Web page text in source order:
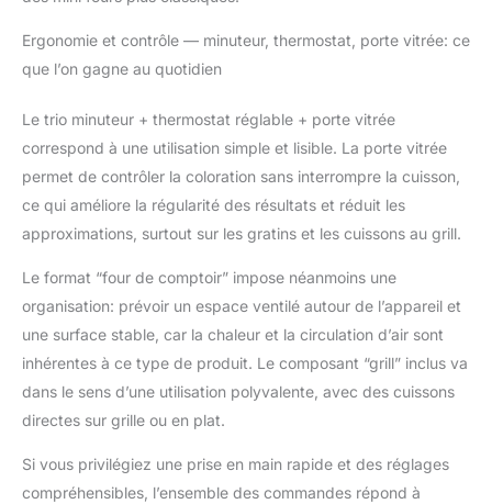
Ergonomie et contrôle — minuteur, thermostat, porte vitrée: ce
que l’on gagne au quotidien
Le trio minuteur + thermostat réglable + porte vitrée
correspond à une utilisation simple et lisible. La porte vitrée
permet de contrôler la coloration sans interrompre la cuisson,
ce qui améliore la régularité des résultats et réduit les
approximations, surtout sur les gratins et les cuissons au grill.
Le format “four de comptoir” impose néanmoins une
organisation: prévoir un espace ventilé autour de l’appareil et
une surface stable, car la chaleur et la circulation d’air sont
inhérentes à ce type de produit. Le composant “grill” inclus va
dans le sens d’une utilisation polyvalente, avec des cuissons
directes sur grille ou en plat.
Si vous privilégiez une prise en main rapide et des réglages
compréhensibles, l’ensemble des commandes répond à